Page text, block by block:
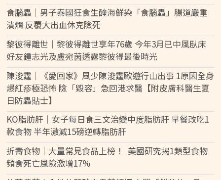
食腦蟲｜男子泰國狂食生醃海鮮染「食腦蟲」腸道嚴重
潰爛 反覆大出血休克險死
黎彼得離世｜黎彼得離世享年76歲 今年3月已中風臥床
好友鍾志光及盧宛茵透露黎彼得最後時光
陳浚霆｜《愛回家》風少陳浚霆歐遊行山出事 1原因全身
爆紅疹極恐怖 險「毀容」急回港求醫【附皮膚科醫生夏
日防蟲貼士】
KO脂肪肝｜女子每日食三文治變中度脂肪肝 早餐改吃1
款食物 半年激減15磅逆轉脂肪肝
折壽食物｜大量常見食品上榜！ 美國研究揭1類型食物
頻食死亡風險激增17%